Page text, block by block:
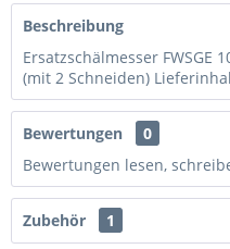
Beschreibung
Ersatzschälmesser FWSGE
(mit 2 Schneiden)
Bewertungen
0
Bewertungen lesen,
Zubehör 1